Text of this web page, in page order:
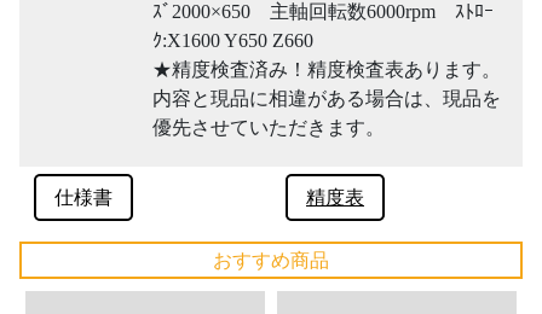
ｽﾞ2000×650 主軸回転数6000rpm ｽﾄﾛｰ
ｸ:X1600 Y650 Z660
★精度検査済み！精度検査表あります。
内容と現品に相違がある場合は、現品を
優先させていただきます。
仕様書 精度表
おすすめ商品